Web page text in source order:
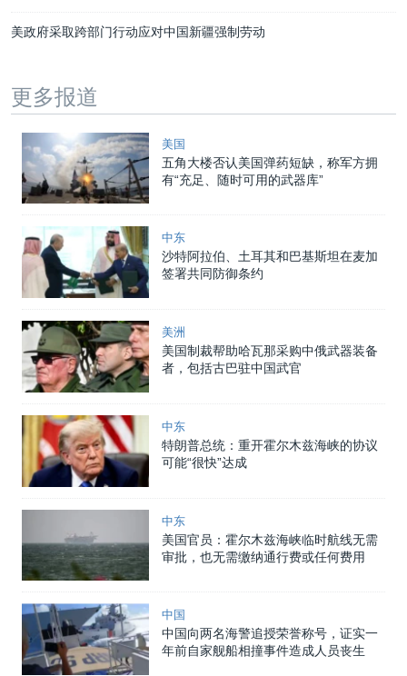
美政府采取跨部门行动应对中国新疆强制劳动
更多报道
美国
五角大楼否认美国弹药短缺，称军方拥
有“充足、随时可用的武器库”
中东
沙特阿拉伯、土耳其和巴基斯坦在麦加
签署共同防御条约
美洲
美国制裁帮助哈瓦那采购中俄武器装备
者，包括古巴驻中国武官
中东
特朗普总统：重开霍尔木兹海峡的协议
可能“很快”达成
中东
美国官员：霍尔木兹海峡临时航线无需
审批，也无需缴纳通行费或任何费用
中国
中国向两名海警追授荣誉称号，证实一
年前自家舰船相撞事件造成人员丧生